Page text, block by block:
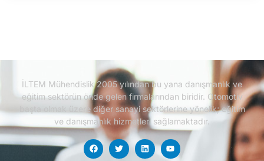
İLTEM Mühendislik 2005 yılından bu yana danışmanlık ve
eğitim sektörün önde gelen firmalarından biridir. Otomotiv
başta olmak üzere diğer sanayi sektörlerine yönelik; eğitim
ve danışmanlık hizmetleri sağlamaktadır.